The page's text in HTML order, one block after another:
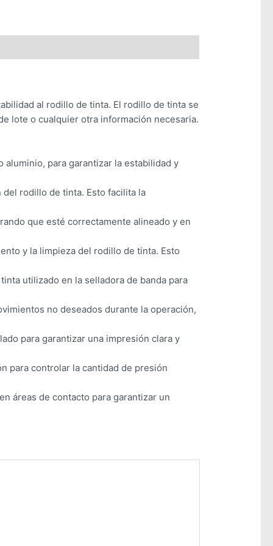
al rodillo de tinta. El rodillo de tinta se
lote o cualquier otra información necesaria.
para garantizar la estabilidad y
rodillo de tinta. Esto facilita la
que esté correctamente alineado y en
y la limpieza del rodillo de tinta. Esto
utilizado en la selladora de banda para
no deseados durante la operación,
para garantizar una impresión clara y
para controlar la cantidad de presión
áreas de contacto para garantizar un